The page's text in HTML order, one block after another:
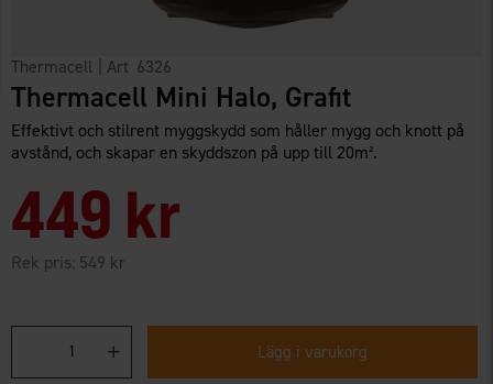
Thermacell | Art 6326
Thermacell Mini Halo, Grafit
Effektivt och stilrent myggskydd som håller mygg och knott på
avstånd, och skapar en skyddszon på upp till 20m².
449 kr
Rek pris: 549 kr
Lägg i varukorg